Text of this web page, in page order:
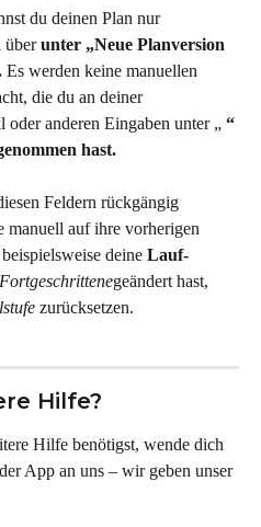
du deinen Plan nur
über unter „Neue Planversion
Es werden keine manuellen
die du an deiner
anderen Eingaben unter „ “
hast.
Feldern rückgängig
manuell auf ihre vorherigen
deine Lauf-
Fortgeschrittenegeändert hast,
zurücksetzen.
Hilfe?
Hilfe benötigst, wende dich
App an uns – wir geben unser